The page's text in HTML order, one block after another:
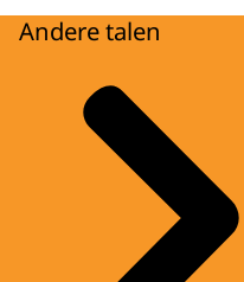
Andere talen